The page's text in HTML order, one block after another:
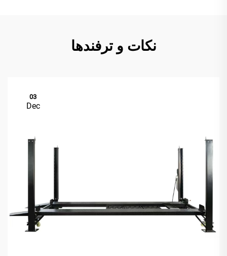
نکات و ترفندها
03
Dec